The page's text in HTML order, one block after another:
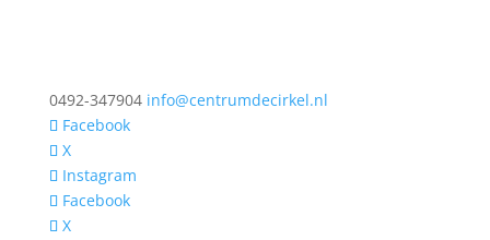
0492-347904 info@centrumdecirkel.nl
Facebook
X
Instagram
Facebook
X